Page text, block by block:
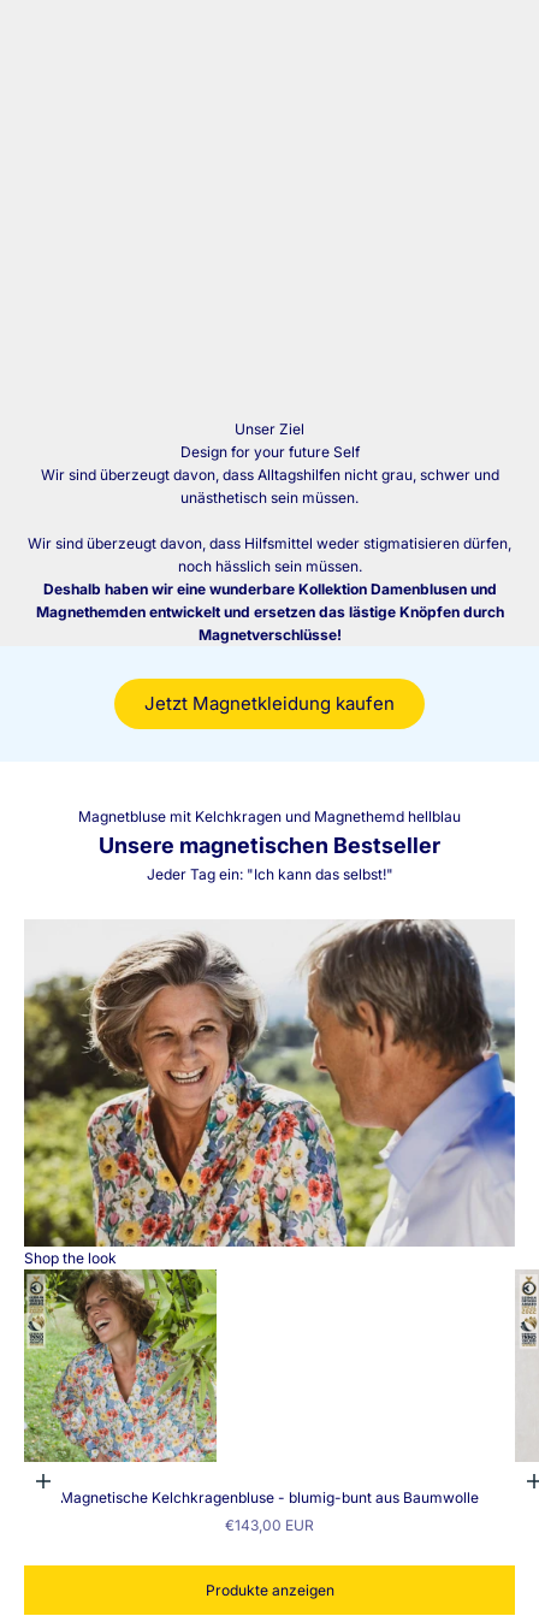
Unser Ziel
Design for your future Self
Wir sind überzeugt davon, dass Alltagshilfen nicht grau, schwer und
unästhetisch sein müssen.
Wir sind überzeugt davon, dass Hilfsmittel weder stigmatisieren dürfen,
noch hässlich sein müssen.
Deshalb haben wir eine wunderbare Kollektion Damenblusen und
Magnethemden entwickelt und ersetzen das lästige Knöpfen durch
Magnetverschlüsse!
Jetzt Magnetkleidung kaufen
Magnetbluse mit Kelchkragen und Magnethemd hellblau
Unsere magnetischen Bestseller
Jeder Tag ein: "Ich kann das selbst!"
Gehe zu Element 1
Gehe
Shop the look
Optionen auswählen
Magnetische Kelchkragenbluse - blumig-bunt aus Baumwolle
Angebot
€143,00 EUR
Produkte anzeigen